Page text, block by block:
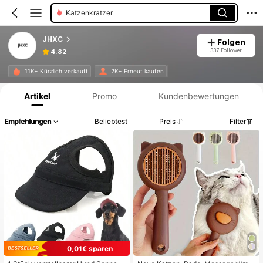
Katzenkratzer
JHXC
4.82
Folgen
337 Follower
11K+ Kürzlich verkauft 2K+ Erneut kaufen
Produktinformation: Preisangabe, Verkaufs- und Lagerbestandsdetails.
Artikel Promo Kundenbewertungen
Empfehlungen Beliebtest Preis Filter
0,01€ sparen